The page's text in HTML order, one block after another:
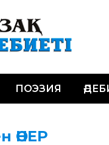
ПОЭЗИЯ
ӨНЕР